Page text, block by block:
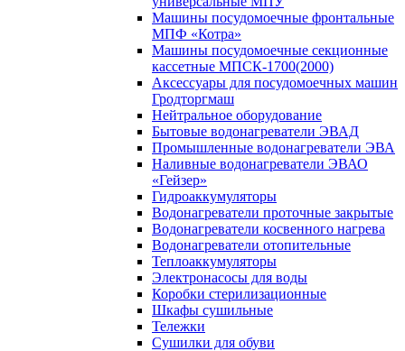
Машины посудомоечные фронтальные
МПФ «Котра»
Машины посудомоечные секционные
кассетные МПСК-1700(2000)
Аксессуары для посудомоечных машин
Гродторгмаш
Нейтральное оборудование
Бытовые водонагреватели ЭВАД
Промышленные водонагреватели ЭВА
Наливные водонагреватели ЭВАО
«Гейзер»
Гидроаккумуляторы
Водонагреватели проточные закрытые
Водонагреватели косвенного нагрева
Водонагреватели отопительные
Теплоаккумуляторы
Электронасосы для воды
Коробки стерилизационные
Шкафы сушильные
Тележки
Сушилки для обуви